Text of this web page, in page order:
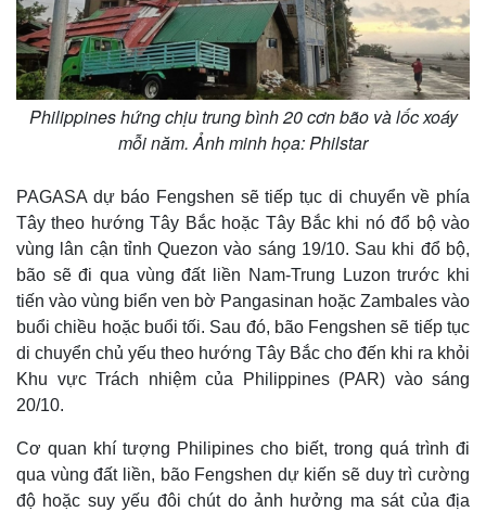
Philippines hứng chịu trung bình 20 cơn bão và lốc xoáy
mỗi năm. Ảnh minh họa: Philstar
PAGASA dự báo Fengshen sẽ tiếp tục di chuyển về phía
Tây theo hướng Tây Bắc hoặc Tây Bắc khi nó đổ bộ vào
vùng lân cận tỉnh Quezon vào sáng 19/10. Sau khi đổ bộ,
bão sẽ đi qua vùng đất liền Nam-Trung Luzon trước khi
tiến vào vùng biển ven bờ Pangasinan hoặc Zambales vào
buổi chiều hoặc buổi tối. Sau đó, bão Fengshen sẽ tiếp tục
di chuyển chủ yếu theo hướng Tây Bắc cho đến khi ra khỏi
Khu vực Trách nhiệm của Philippines (PAR) vào sáng
20/10.
Cơ quan khí tượng Philipines cho biết, trong quá trình đi
qua vùng đất liền, bão Fengshen dự kiến ​​sẽ duy trì cường
độ hoặc suy yếu đôi chút do ảnh hưởng ma sát của địa